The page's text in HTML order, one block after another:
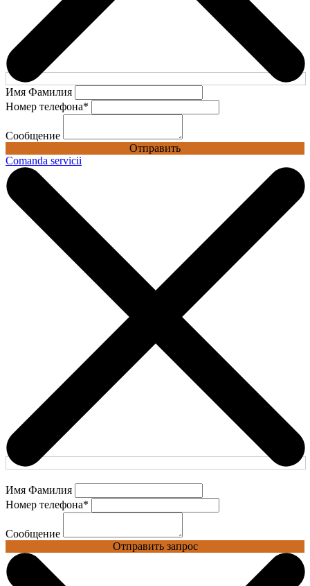
Имя Фамилия
Номер телефона*
Сообщение
Отправить
Comanda servicii
Имя Фамилия
Номер телефона*
Сообщение
Отправить запрос